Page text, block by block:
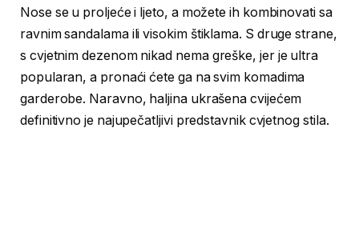
Nose se u proljeće i ljeto, a možete ih kombinovati sa
ravnim sandalama ili visokim štiklama. S druge strane,
s cvjetnim dezenom nikad nema greške, jer je ultra
popularan, a pronaći ćete ga na svim komadima
garderobe. Naravno, haljina ukrašena cvijećem
definitivno je najupečatljivi predstavnik cvjetnog stila.